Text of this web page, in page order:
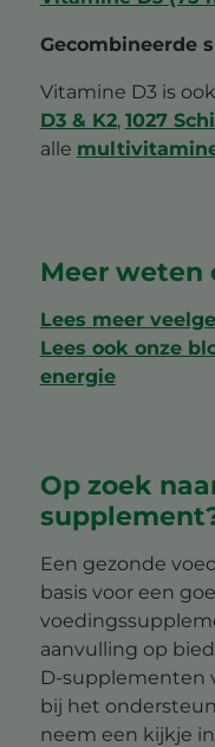
Gecombineerde
Vitamine D3 is
D3 & K2, 1027
alle
Meer weten
Lees meer
Lees ook onze
energie
Op zoek
Een gezonde
basis voor een
aanvulling op
D-supplementen
bij het
neem een kijkje